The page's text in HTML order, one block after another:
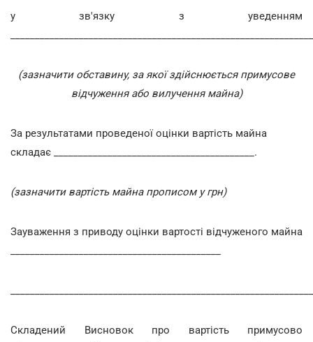
у зв'язку з уведенням
(зазначити обставину, за якої здійснюється примусове
відчуження або вилучення майна)
За результатами проведеної оцінки вартість майна
складає _________________________________________.
(зазначити вартість майна прописом у грн)
Зауваження з приводу оцінки вартості відчуженого майна
Складений Висновок про вартість примусово